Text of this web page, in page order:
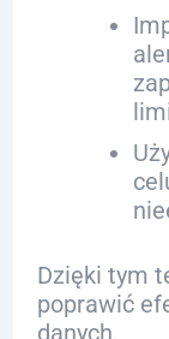
Dzięki tym
poprawić
danych.